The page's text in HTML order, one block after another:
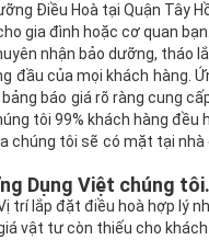
Điều Hoà tại Quận Tây
gia đình hoặc cơ quan
nhận bảo dưỡng, tháo
đầu của mọi khách hàng.
báo giá rõ ràng cung
tôi 99% khách hàng đều
chúng tôi sẽ có mặt tại
Dụng Việt chúng tôi.
trí lắp đặt điều hoà hợp lý
vật tư còn thiếu cho khách